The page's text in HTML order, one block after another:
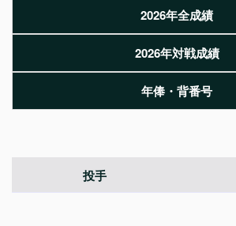
2026年全成績
2026年対戦成績
年俸・背番号
投手